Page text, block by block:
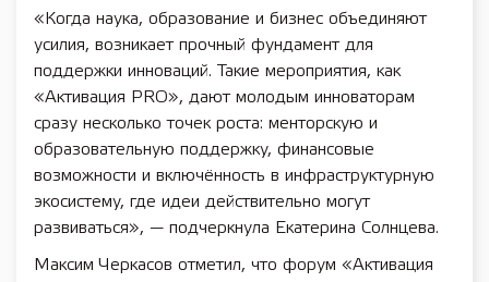
«Когда наука, образование и бизнес объединяют
усилия, возникает прочный фундамент для
поддержки инноваций. Такие мероприятия, как
«Активация PRO», дают молодым инноваторам
сразу несколько точек роста: менторскую и
образовательную поддержку, финансовые
возможности и включённость в инфраструктурную
экосистему, где идеи действительно могут
развиваться», — подчеркнула Екатерина Солнцева.
Максим Черкасов отметил, что форум «Активация